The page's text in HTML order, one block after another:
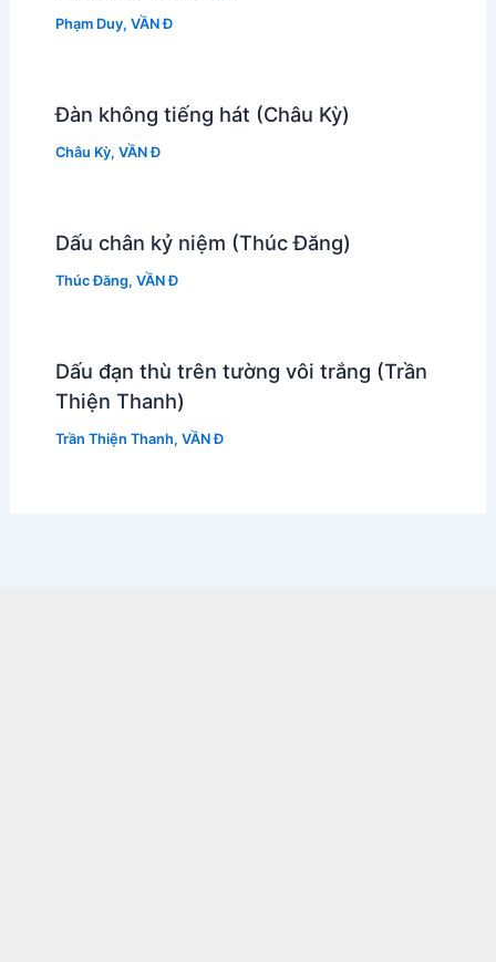
Phạm Duy, VẦN Đ
Đàn không tiếng hát (Châu Kỳ)
Châu Kỳ, VẦN Đ
Dấu chân kỷ niệm (Thúc Đăng)
Thúc Đăng, VẦN Đ
Dấu đạn thù trên tường vôi trắng (Trần
Thiện Thanh)
Trần Thiện Thanh, VẦN Đ